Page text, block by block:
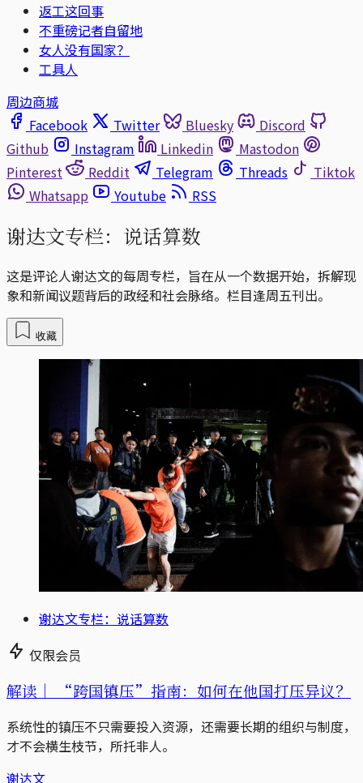
返工这回事
不重磅记者自留地
女人没有国家？
工具人
周边商城
Facebook
Twitter Bluesky
Discord
Github
Instagram Linkedin
Mastodon
Pinterest
Reddit Telegram Threads
Tiktok
Whatsapp
Youtube RSS
谢达文专栏：说话算数
这是评论人谢达文的每周专栏，旨在从一个数据开始，拆解现
象和新闻议题背后的政经和社会脉络。栏目逢周五刊出。
收藏
谢达文专栏：说话算数
仅限会员
解读｜ “跨国镇压”指南：如何在他国打压异议？
系统性的镇压不只需要投入资源，还需要长期的组织与制度，
才不会横生枝节，所托非人。
谢达文